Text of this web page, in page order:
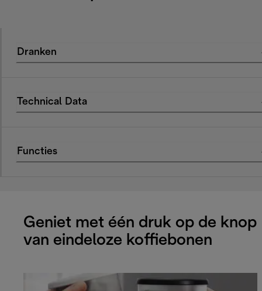
Dranken
Technical Data
Functies
Geniet met één druk op de knop
van eindeloze koffiebonen